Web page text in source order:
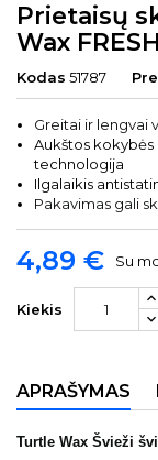
Prietaisų
Wax
Kodas 51787
Greitai ir lengvai
Aukštos
technologija
Ilgalaikis
Pakavimas gali
4,89 € Su
Kiekis
APRAŠYMAS
Turtle Wax Švieži